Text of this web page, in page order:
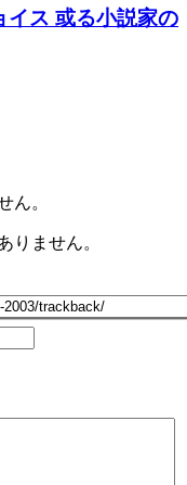
ス 或る小説家の
ん。
りません。